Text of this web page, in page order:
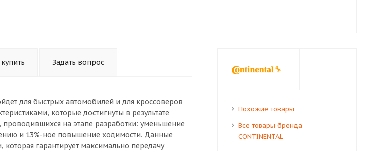
Задать вопрос
для быстрых автомобилей и для кроссоверов
которые достигнуты в результате
на этапе разработки: уменьшение
и 13%-ное повышение ходимости. Данные
гарантирует максимально передачу
Похожие товары
Все товары бренда
CONTINENTAL